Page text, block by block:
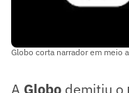
Globo corta narrador em meio
A Globo demitiu o